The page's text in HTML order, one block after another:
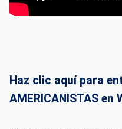
Haz clic aquí para
AMERICANISTAS en